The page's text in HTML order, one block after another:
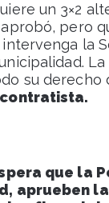
un 3×2
pero
la
su derecho
que la
aprueben